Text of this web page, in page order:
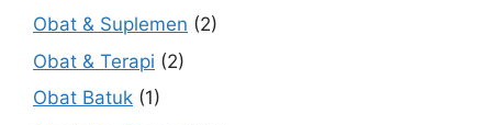
Obat & Suplemen (2)
Obat & Terapi (2)
Obat Batuk (1)